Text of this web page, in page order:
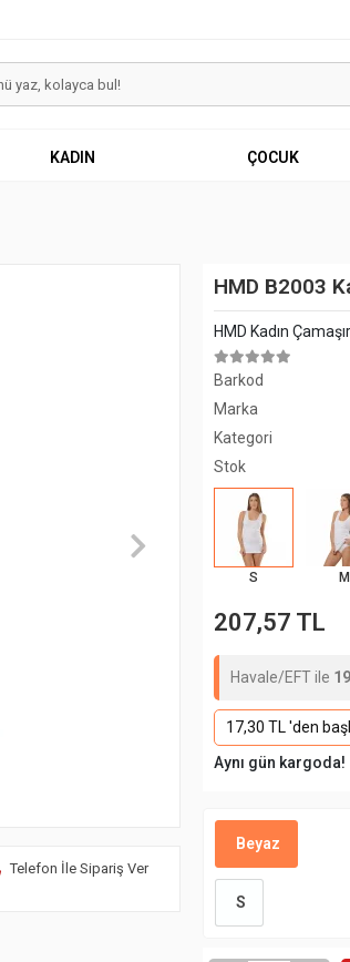
KADIN ÇOCUK
Telefon İle Sipariş Ver
HMD B2003
HMD Kadın
Barkod
Marka
Kategori
Stok
S M
207,57 TL
Havale/EFT ile
17,30 TL 'den
Aynı gün kargoda!
Beyaz
S